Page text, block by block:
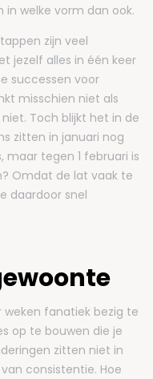
in welke vorm dan ook.
zijn veel
jezelf alles in één keer
successen voor
misschien niet als
Toch blijkt het in de
zitten in januari nog
tegen 1 februari is
Omdat de lat vaak te
daardoor snel
fanatiek bezig te
op te bouwen die je
zitten niet in
consistentie. Hoe